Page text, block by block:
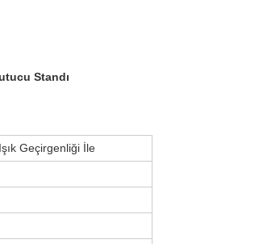
Standı
Geçirgenliği İle